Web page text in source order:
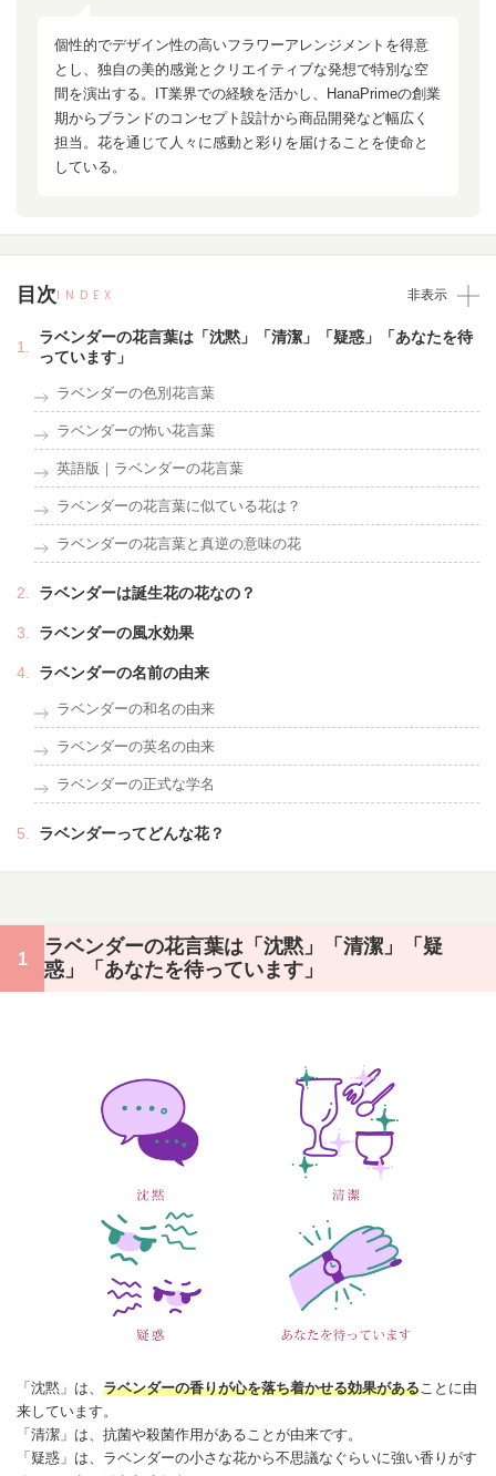
個性的でデザイン性の高いフラワーアレンジメントを得意
とし、独自の美的感覚とクリエイティブな発想で特別な空
間を演出する。IT業界での経験を活かし、HanaPrimeの創業
期からブランドのコンセプト設計から商品開発など幅広く
担当。花を通じて人々に感動と彩りを届けることを使命と
している。
目次INDEX 非表示
ラベンダーの花言葉は「沈黙」「清潔」「疑惑」「あなたを待
っています」
ラベンダーの色別花言葉
ラベンダーの怖い花言葉
英語版｜ラベンダーの花言葉
ラベンダーの花言葉に似ている花は？
ラベンダーの花言葉と真逆の意味の花
ラベンダーは誕生花の花なの？
ラベンダーの風水効果
ラベンダーの名前の由来
ラベンダーの和名の由来
ラベンダーの英名の由来
ラベンダーの正式な学名
ラベンダーってどんな花？
ラベンダーの花言葉は「沈黙」「清潔」「疑
惑」「あなたを待っています」
「沈黙」は、 ラベンダーの香りが心を落ち着かせる効果がある ことに由
来しています。
「清潔」は、抗菌や殺菌作用があることが由来です。
「疑惑」は、ラベンダーの小さな花から不思議なぐらいに強い香りがす